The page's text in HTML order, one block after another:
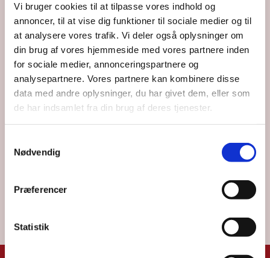
Vi bruger cookies til at tilpasse vores indhold og
annoncer, til at vise dig funktioner til sociale medier og til
at analysere vores trafik. Vi deler også oplysninger om
din brug af vores hjemmeside med vores partnere inden
for sociale medier, annonceringspartnere og
analysepartnere. Vores partnere kan kombinere disse
data med andre oplysninger, du har givet dem, eller som
de har indsamlet fra din brug af deres tjenester.
Nødvendig
Præferencer
Statistik